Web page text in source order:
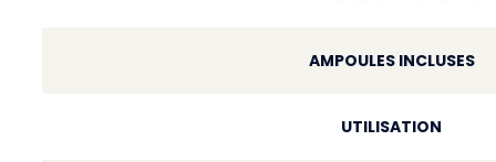
AMPOULES INCLUSES
UTILISATION